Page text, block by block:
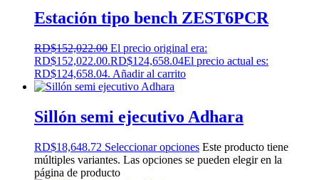
Estación tipo bench ZEST6PCR
RD$152,022.00 El precio original era:
RD$152,022.00.RD$124,658.04El precio actual es:
RD$124,658.04. Añadir al carrito
Sillón semi ejecutivo Adhara
RD$18,648.72 Seleccionar opciones Este producto tiene
múltiples variantes. Las opciones se pueden elegir en la
página de producto